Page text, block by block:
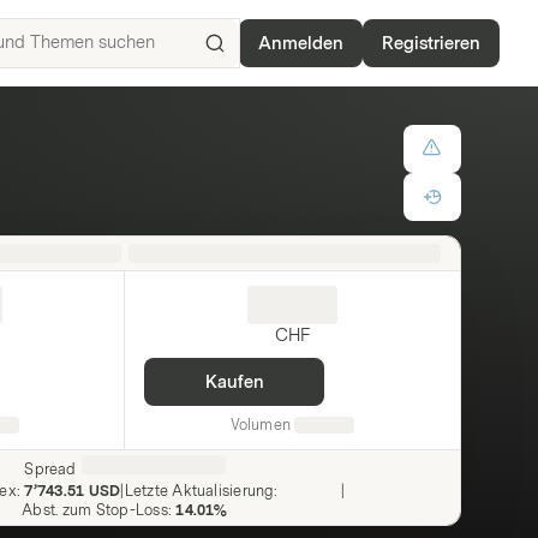
ISIN,
Basiswerte,
Anmelden Registrieren
CHF
Kaufen
Volumen
Spread
: 7’743.51 USD Letzte Aktualisierung:
Abst. zum Stop-Loss: 14.01%